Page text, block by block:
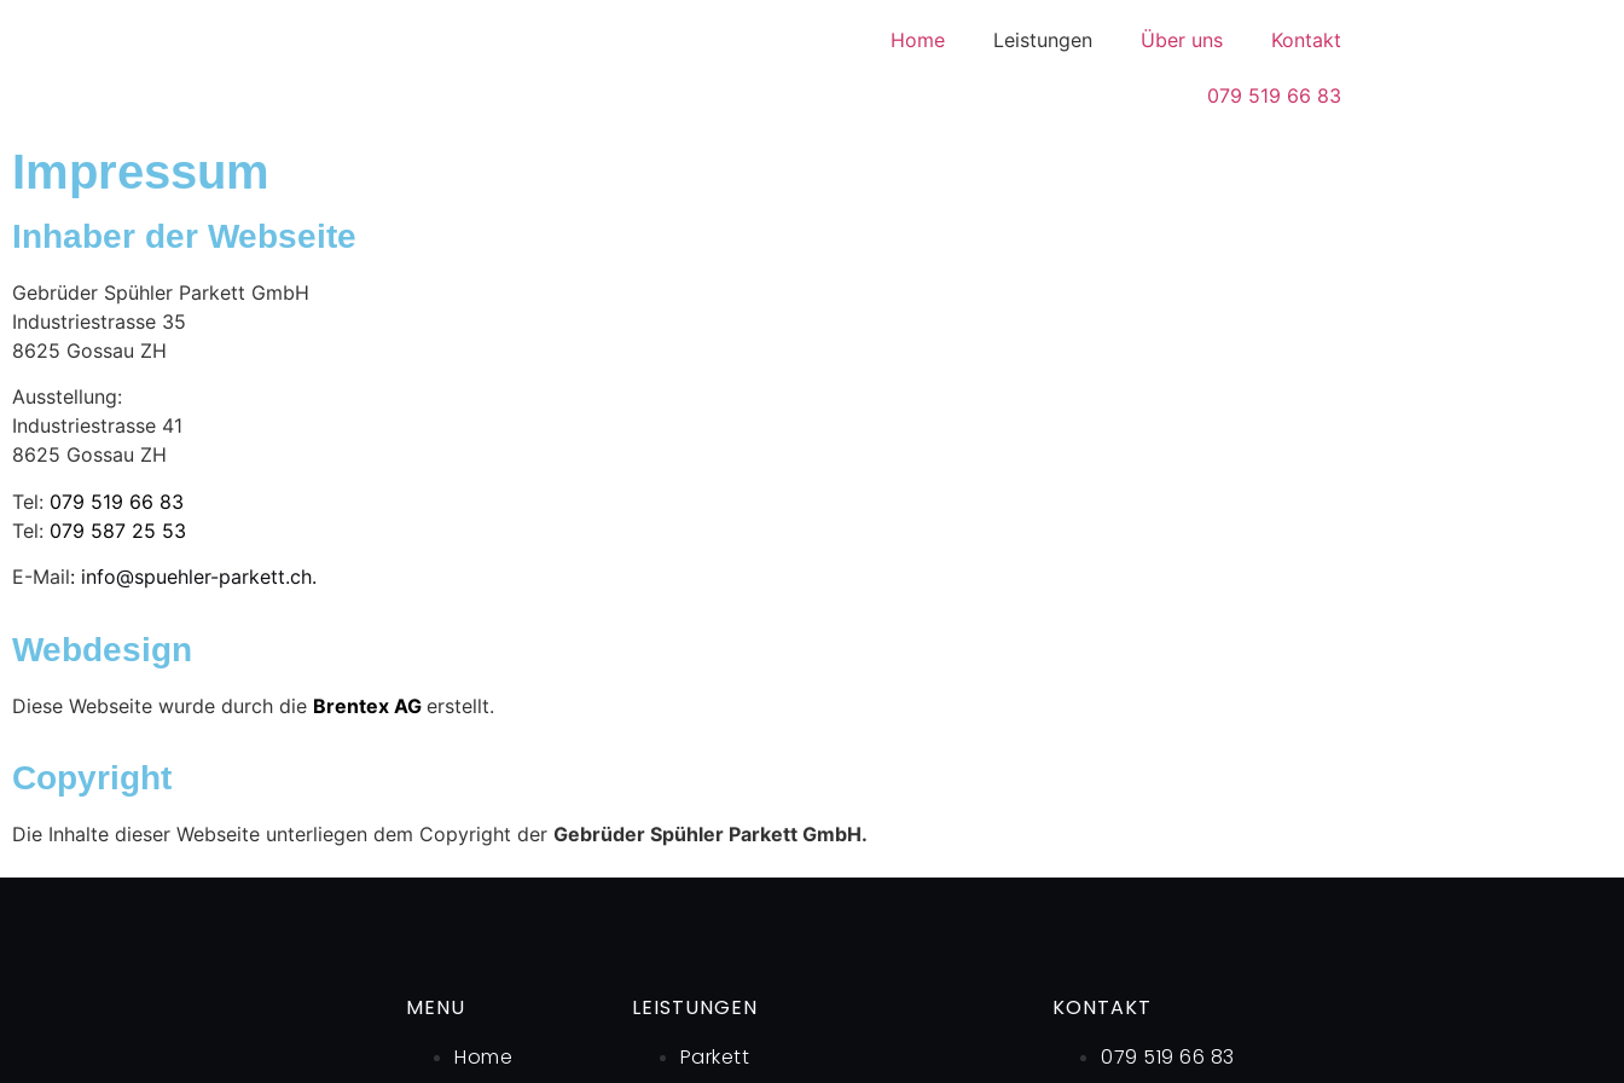
Home Leistungen Über uns Kontakt
079 519 66 83
Impressum
Inhaber der Webseite
Gebrüder Spühler Parkett GmbH
Industriestrasse 35
8625 Gossau ZH
Ausstellung:
Industriestrasse 41
8625 Gossau ZH
Tel: 079 519 66 83
Tel: 079 587 25 53
E-Mail: info@spuehler-parkett.ch.
Webdesign
Diese Webseite wurde durch die Brentex AG erstellt.
Copyright
Die Inhalte dieser Webseite unterliegen dem Copyright der Gebrüder Spühler Parkett GmbH.
MENU
Home
LEISTUNGEN
Parkett
KONTAKT
079 519 66 83